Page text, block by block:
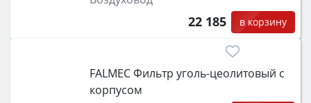
22 185 в корзину
FALMEC Фильтр уголь-цеолитовый с
корпусом